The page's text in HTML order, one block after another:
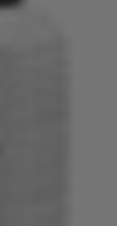
Transport gratuit:
pot apărea
Oferim o gamă